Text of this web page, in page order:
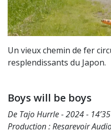
Un vieux chemin de fer
resplendissants du Japon.
Boys will be boys
De Tajo Hurrle - 2024 -
Production : Resarevoir